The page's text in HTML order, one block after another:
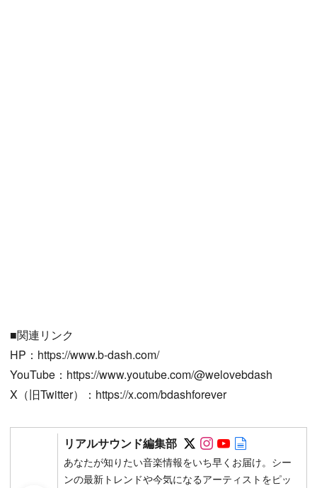
■関連リンク
HP：https://www.b-dash.com/
YouTube：https://www.youtube.com/@welovebdash
X（旧Twitter）：https://x.com/bdashforever
リアルサウンド編集部 Follow on SNS
Follow on SNS
Follow on
あなたが知りたい音楽情報をいち早くお届け。シー
ンの最新トレンドや今気になるアーティストをピッ